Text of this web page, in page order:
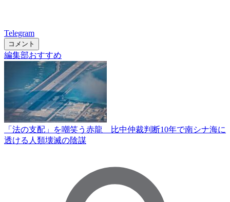
Telegram
コメント
編集部おすすめ
「法の支配」を嘲笑う赤龍 比中仲裁判断10年で南シナ海に
透ける人類壊滅の陰謀